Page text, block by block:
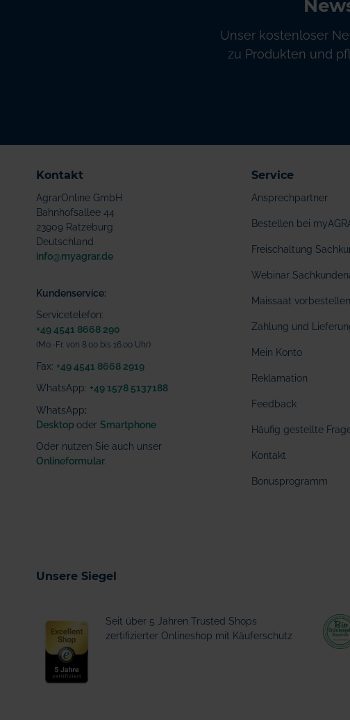
Unser kostenloser
zu Produkten und
Kontakt
AgrarOnline GmbH
Bahnhofsallee 44
23909 Ratzeburg
Deutschland
info@myagrar.de
Kundenservice:
Servicetelefon:
+49 4541 8668 290
(Mo.-Fr. von 8.00 bis 16.00 Uhr)
Fax: +49 4541 8668 2919
WhatsApp: +49 1578 5137188
WhatsApp:
Desktop oder Smartphone
Oder nutzen Sie auch unser
Onlineformular
Service
Ansprechpartner
Bestellen bei
Freischaltung
Webinar
Maissaat vorbestellen
Zahlung und
Mein Konto
Reklamation
Feedback
Häufig gestellte
Kontakt
Bonusprogramm
Unsere Siegel
Seit über 5 Jahren Trusted Shops
zertifizierter Onlineshop mit Käuferschutz